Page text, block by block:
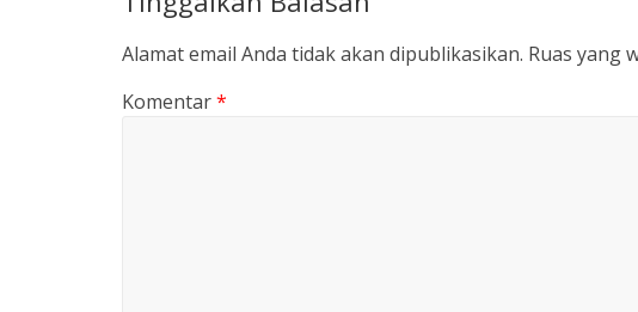
Alamat email Anda tidak akan dipublikasikan. Ruas yang
Komentar*